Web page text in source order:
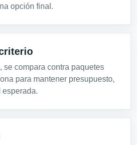
opción final.
se compara contra paquetes
para mantener presupuesto,